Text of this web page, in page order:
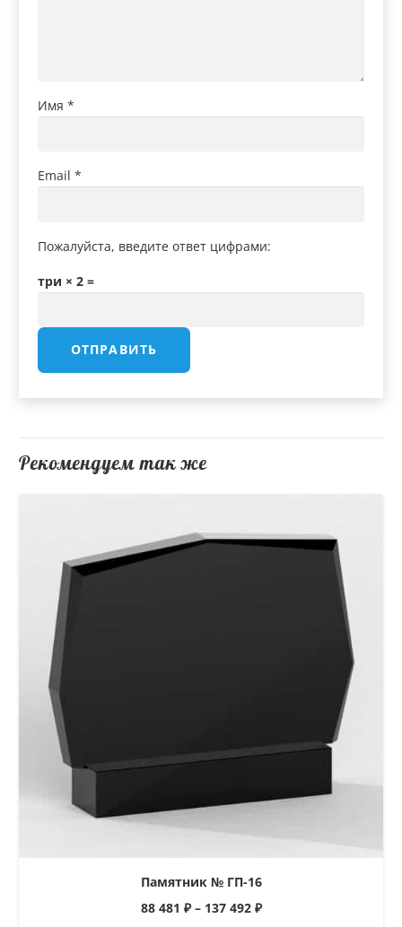
Имя *
Email *
Пожалуйста, введите ответ цифрами:
три × 2 =
Рекомендуем так же
Памятник № ГП-16
88 481 ₽– 137 492 ₽